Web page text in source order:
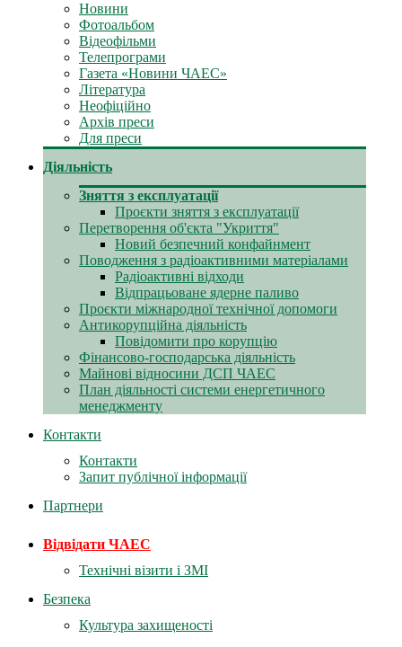
Новини
Фотоальбом
Відеофільми
Телепрограми
Газета «Новини ЧАЕС»
Література
Неофіційно
Архів преси
Для преси
Діяльність
Зняття з експлуатації
Проєкти зняття з експлуатації
Перетворення об'єкта "Укриття"
Новий безпечний конфайнмент
Поводження з радіоактивними матеріалами
Радіоактивні відходи
Відпрацьоване ядерне паливо
Проєкти міжнародної технічної допомоги
Антикорупційна діяльність
Повідомити про корупцію
Фінансово-господарська діяльність
Майнові відносини ДСП ЧАЕС
План діяльності системи енергетичного
менеджменту
Контакти
Контакти
Запит публічної інформації
Партнери
Відвідати ЧАЕС
Технічні візити і ЗМІ
Безпека
Культура захищеності